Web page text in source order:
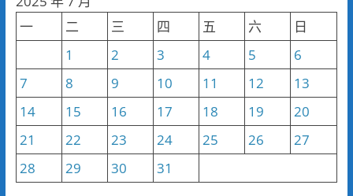
類
一
二 三 四 五 六
日
1
2 3 4 5
6
7
8 9 10 11 12
13
14
15 16 17 18 19
20
21
22 23 24 25 26
27
28
29 30 31